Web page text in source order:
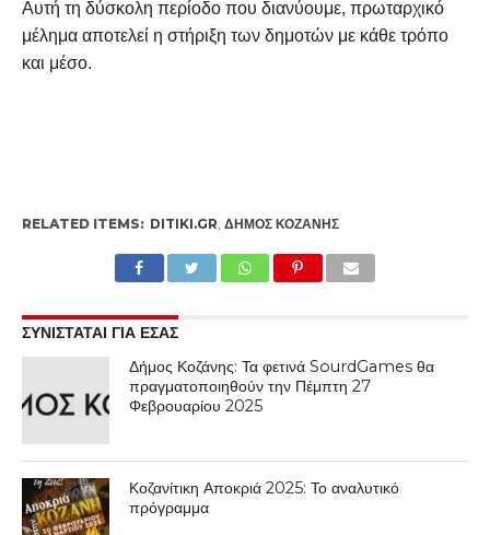
Αυτή τη δύσκολη περίοδο που διανύουμε, πρωταρχικό
μέλημα αποτελεί η στήριξη των δημοτών με κάθε τρόπο
και μέσο.
RELATED ITEMS: DITIKI.GR ΔΉΜΟΣ ΚΟΖΆΝΗΣ
ΣΥΝΙΣΤΑΤΑΙ ΓΙΑ ΕΣΑΣ
Δήμος Κοζάνης: Τα φετινά SourdGames θα
πραγματοποιηθούν την Πέμπτη 27
Φεβρουαρίου 2025
Κοζανίτικη Αποκριά 2025: Το αναλυτικό
πρόγραμμα